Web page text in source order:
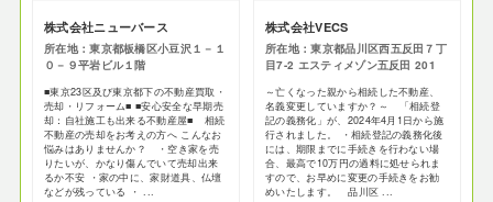
株式会社ニューバース
所在地：東京都板橋区小豆沢１－１
０－９平岩ビル１階
■東京23区及び東京都下の不動産買取・
売却・リフォーム■ ■安心安全な早期売
却：自社施工も出来る不動産屋■ 相続
不動産の売却をお考えの方へ こんなお
悩みはありませんか？ ・空き家を売
りたいが、かなり傷んでいて売却出来
るか不安 ・家の中に、家財道具、仏壇
などが残っている ・ ...
株式会社VECS
所在地：東京都品川区西五反田７丁
目7-2 エスティメゾン五反田 201
～亡くなった親から相続した不動産、
名義変更していますか？～ 「相続登
記の義務化」が、2024年4月1日から施
行されました。 ・相続登記の義務化後
には、期限までに手続きを行わない場
合、最高で10万円の過料に処せられま
すので、お早めに変更の手続きをお勧
めいたします。 品川区 ...